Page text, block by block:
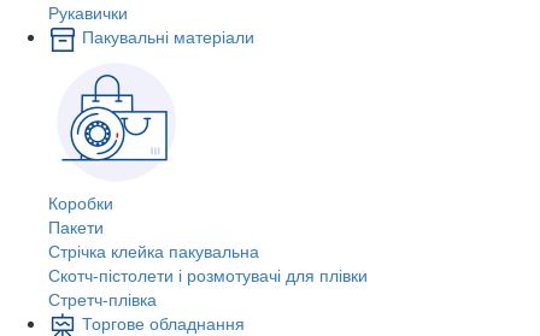
Рукавички
Пакувальні матеріали
Коробки
Пакети
Стрічка клейка пакувальна
Скотч-пістолети і розмотувачі для плівки
Стретч-плівка
Торгове обладнання